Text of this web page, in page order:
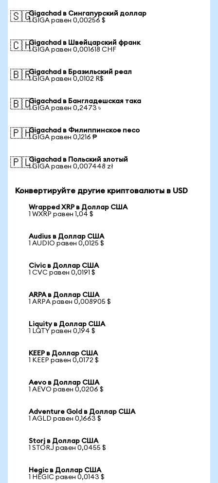
🇸🇬Gigachad в Сингапурский доллар
1 GIGA равен 0,00256 $
🇨🇭Gigachad в Швейцарский франк
1 GIGA равен 0,001618 CHF
🇧🇷Gigachad в Бразильский реал
1 GIGA равен 0,0102 R$
🇧🇩Gigachad в Бангладешская така
1 GIGA равен 0,2473 ৳
🇵🇭Gigachad в Филиппинское песо
1 GIGA равен 0,1216 ₱
🇵🇱Gigachad в Польский злотый
1 GIGA равен 0,007448 zł
Конвертируйте другие криптовалюты в USD
Wrapped XRP в Доллар США
1 WXRP равен 1,04 $
Audius в Доллар США
1 AUDIO равен 0,0125 $
Civic в Доллар США
1 CVC равен 0,0191 $
ARPA в Доллар США
1 ARPA равен 0,008905 $
Liquity в Доллар США
1 LQTY равен 0,194 $
KEEP в Доллар США
1 KEEP равен 0,0172 $
Aevo в Доллар США
1 AEVO равен 0,0206 $
Adventure Gold в Доллар США
1 AGLD равен 0,1663 $
Storj в Доллар США
1 STORJ равен 0,0455 $
Hegic в Доллар США
1 HEGIC равен 0,0143 $